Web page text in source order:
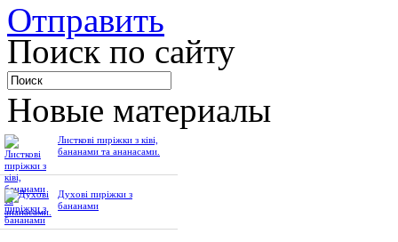
Отправить
Поиск по сайту
Новые материалы
Листкові пиріжки з ківі,
бананами та ананасами.
Духові пиріжки з
бананами